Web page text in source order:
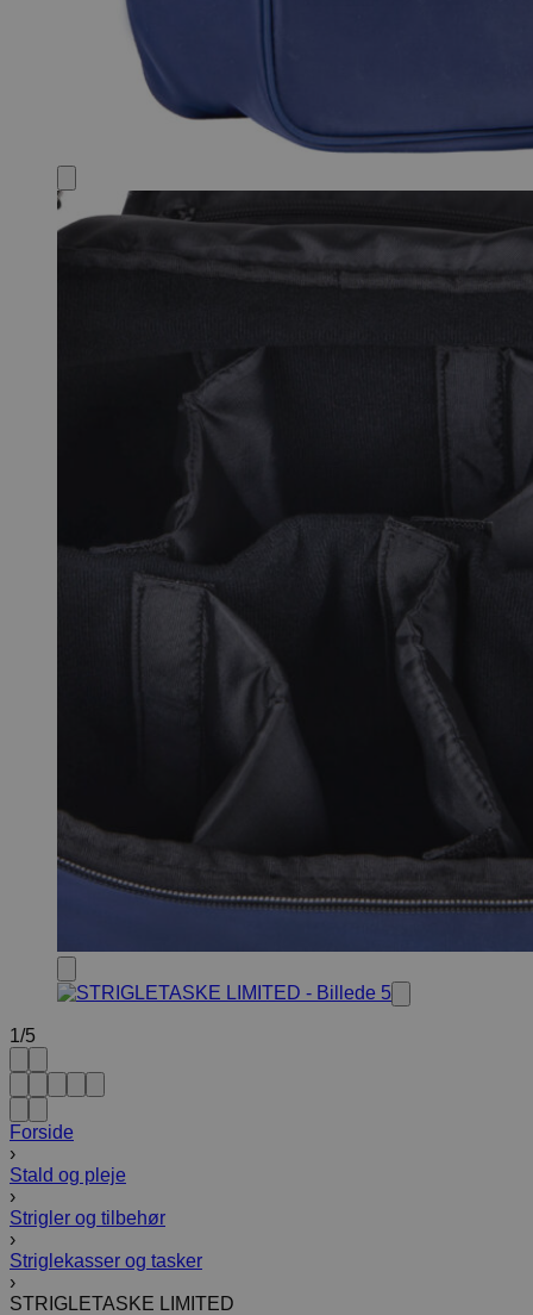
1/5
Forside
›
Stald og pleje
›
Strigler og tilbehør
›
Striglekasser og tasker
›
STRIGLETASKE LIMITED